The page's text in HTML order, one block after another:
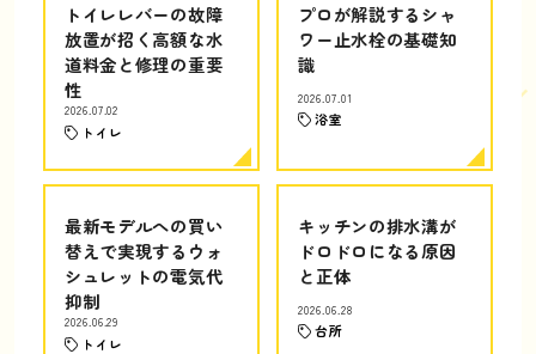
トイレレバーの故障
放置が招く高額な水
道料金と修理の重要
性
2026.07.02
トイレ
プロが解説するシャ
ワー止水栓の基礎知
識
2026.07.01
浴室
最新モデルへの買い
替えで実現するウォ
シュレットの電気代
抑制
2026.06.29
トイレ
キッチンの排水溝が
ドロドロになる原因
と正体
2026.06.28
台所